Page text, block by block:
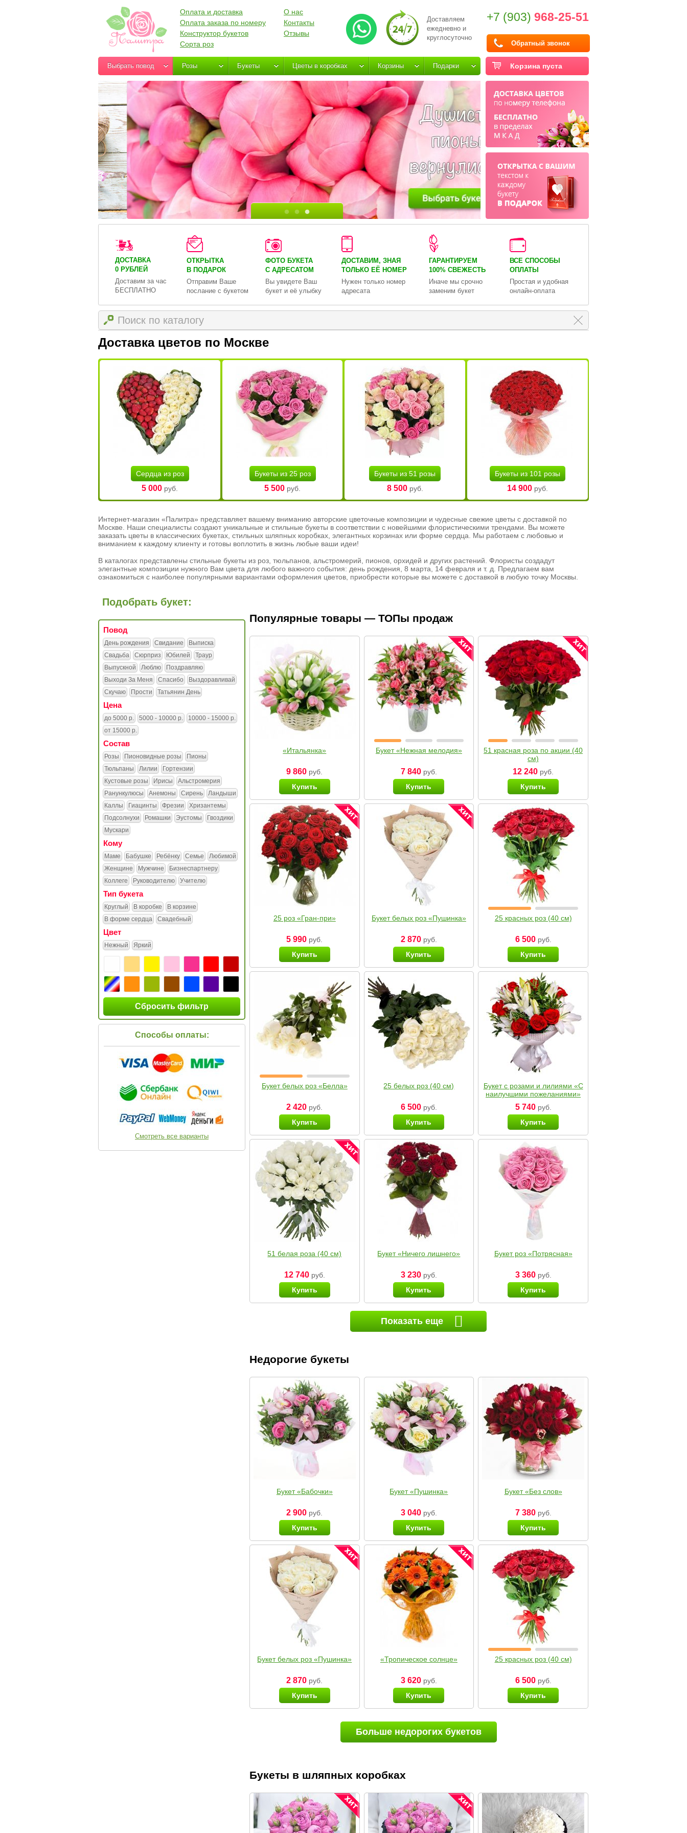
Доставляем
ежедневно и
круглосуточно
+7 (903) 968-25-51
Обратный звонок
Оплата и доставка
Оплата заказа по номеру
Конструктор букетов
Сорта роз
О нас
Контакты
Отзывы
Корзина пуста
Выбрать повод Розы Букеты Цветы в коробках Корзины Подарки
ДОСТАВКА
0 РУБЛЕЙ
Доставим за час
БЕСПЛАТНО
ОТКРЫТКА
В ПОДАРОК
Отправим Ваше
послание с букетом
ФОТО БУКЕТА
С АДРЕСАТОМ
Вы увидете Ваш
букет и её улыбку
ДОСТАВИМ, ЗНАЯ
ТОЛЬКО ЕЁ НОМЕР
Нужен только номер
адресата
ГАРАНТИРУЕМ
100% СВЕЖЕСТЬ
Иначе мы срочно
заменим букет
ВСЕ СПОСОБЫ
ОПЛАТЫ
Простая и удобная
онлайн-оплата
Доставка цветов по Москве
Сердца из роз
5 000 руб.
Букеты из 25 роз
5 500 руб.
Букеты из 51 розы
8 500руб.
Букеты из 101 розы
14 900руб.
Интернет-магазин «Палитра» представляет вашему вниманию авторские цветочные композиции и чудесные свежие цветы с доставкой по
Москве. Наши специалисты создают уникальные и стильные букеты в соответствии с новейшими флористическими трендами. Вы можете
заказать цветы в классических букетах, стильных шляпных коробках, элегантных корзинах или форме сердца. Мы работаем с любовью и
вниманием к каждому клиенту и готовы воплотить в жизнь любые ваши идеи!
В каталогах представлены стильные букеты из роз, тюльпанов, альстромерий, пионов, орхидей и других растений. Флористы создадут
элегантные композиции нужного Вам цвета для любого важного события: день рождения, 8 марта, 14 февраля и т. д. Предлагаем вам
ознакомиться с наиболее популярными вариантами оформления цветов, приобрести которые вы можете с доставкой в любую точку Москвы.
Подобрать букет:
Повод
День рождения Свидание
Выписка
Свадьба
Сюрприз Юбилей
Траур
Выпускной
Люблю
Поздравляю
Выходи За Меня
Спасибо
Выздоравливай
Скучаю
Прости Татьянин День
Цена
до 5000 р. 5000 - 10000 р.
10000 - 15000 р.
от 15000 р.
Состав
Розы Пионовидные розы
Пионы
Тюльпаны
Лилии
Гортензии
Кустовые розы
Ирисы
Альстромерия
Ранункулюсы
Анемоны Сирень
Ландыши
Каллы
Гиацинты Фрезии
Хризантемы
Подсолнухи
Ромашки Эустомы
Гвоздики
Мускари
Кому
Маме Бабушке Ребёнку Семье
Любимой
Женщине
Мужчине
Бизнеспартнеру
Коллеге
Руководителю Учителю
Тип букета
Круглый В коробке
В корзине
В форме сердца
Свадебный
Цвет
Нежный Яркий
Сбросить фильтр
Способы оплаты:
Смотреть все варианты
Популярные товары — ТОПы продаж
«Итальянка»
9 860 руб.
Купить
Букет «Нежная мелодия»
7 840руб.
Купить
51 красная роза по акции (40
см)
12 240 руб.
Купить
25 роз «Гран-при»
5 990 руб.
Купить
Букет белых роз «Пушинка»
2 870руб.
Купить
25 красных роз (40 см)
6 500руб.
Купить
Букет белых роз «Белла»
2 420 руб.
Купить
25 белых роз (40 см)
6 500руб.
Купить
Букет с розами и лилиями «С
наилучшими пожеланиями»
5 740руб.
Купить
51 белая роза (40 см)
12 740руб.
Купить
Букет «Ничего лишнего»
3 230руб.
Купить
Букет роз «Потрясная»
3 360руб.
Купить
Показать еще
Недорогие букеты
Букет «Бабочки»
2 900 руб.
Купить
Букет «Пушинка»
3 040руб.
Купить
Букет «Без слов»
7 380руб.
Купить
Букет белых роз «Пушинка»
2 870 руб.
Купить
«Тропическое солнце»
3 620руб.
Купить
25 красных роз (40 см)
6 500руб.
Купить
Больше недорогих букетов
Букеты в шляпных коробках